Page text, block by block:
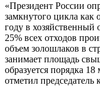
«Президент России
замкнутого цикла как
году в хозяйственный
25% всех отходов
объем золошлаков в
занимает площадь
образуется порядка
отметил председатель